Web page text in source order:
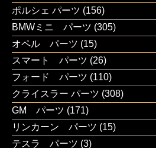
ポルシェ パーツ (156)
BMWミニ パーツ (305)
オペル パーツ (15)
スマート パーツ (26)
フォード パーツ (110)
クライスラー パーツ (308)
GM パーツ (171)
リンカーン パーツ (15)
テスラ パーツ (3)